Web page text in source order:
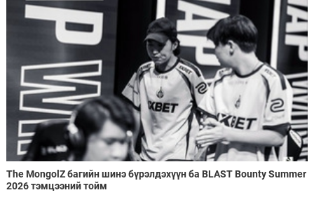
The MongolZ багийн шинэ бүрэлдэхүүн ба BLAST Bounty Summer
2026 тэмцээний тойм